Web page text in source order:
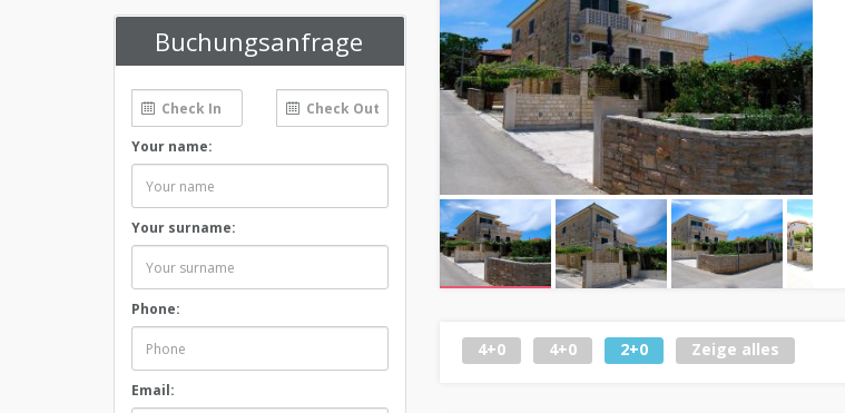
Buchungsanfrage
Your name:
Your surname:
Phone:
Email:
4+0 4+0 2+0 Zeige alles